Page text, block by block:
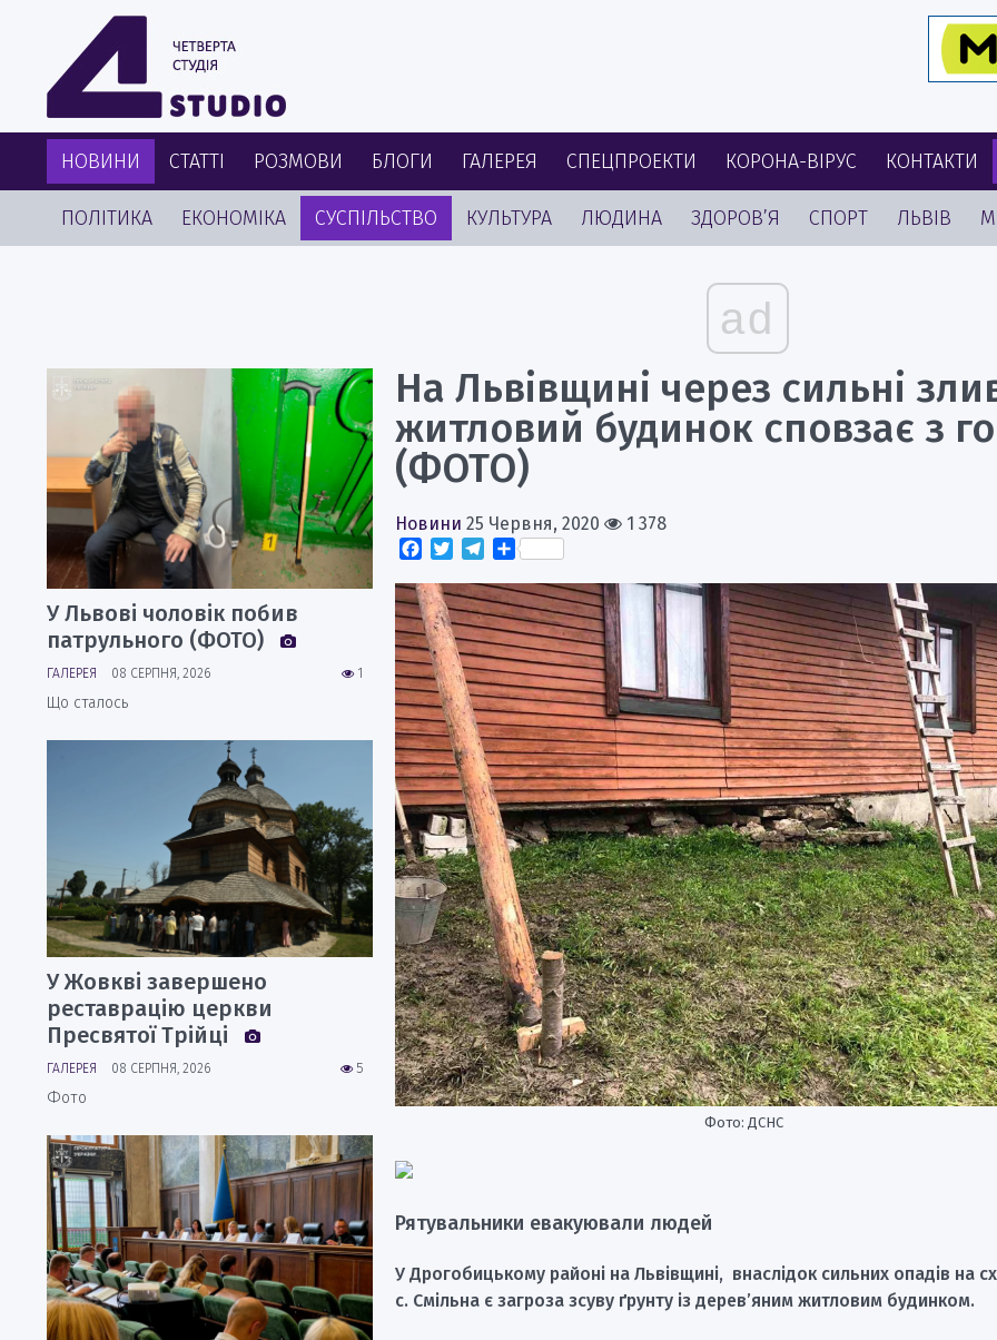
НОВИНИ СТАТТІ РОЗМОВИ БЛОГИ ГАЛЕРЕЯ СПЕЦПРОЕКТИ КОРОНА-ВІРУС КОНТАКТИ
ПОЛІТИКА ЕКОНОМІКА СУСПІЛЬСТВО КУЛЬТУРА ЛЮДИНА ЗДОРОВ’Я СПОРТ ЛЬВІВ
ad
На Львівщині через сильні
житловий будинок сповзає з
(ФОТО)
Новини 25 Червня, 2020
1 378
Facebook
TwitterTelegram
Поділитися
Фото: ДСНС
Рятувальники евакуювали людей
У Дрогобицькому районі на Львівщині, внаслідок сильних опадів на
с. Смільна є загроза зсуву ґрунту із дерев’яним житловим будинком.
У Львові чоловік побив
патрульного (ФОТО)
1
ГАЛЕРЕЯ 08 СЕРПНЯ, 2026
Що сталось
У Жовкві завершено
реставрацію церкви
Пресвятої Трійці
5
ГАЛЕРЕЯ 08 СЕРПНЯ, 2026
Фото